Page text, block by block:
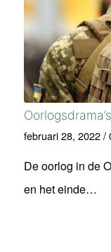
Oorlogsdrama’s
februari 28, 2022 /
De oorlog in de
en het einde…